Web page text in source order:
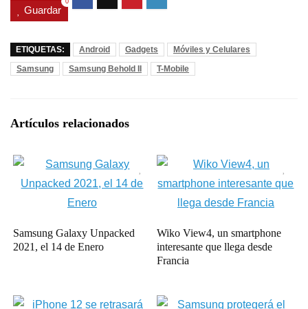
Guardar
0
ETIQUETAS: Android Gadgets
Móviles y Celulares
Samsung
Samsung Behold II T-Mobile
Artículos relacionados
Samsung Galaxy Unpacked
2021, el 14 de Enero
Wiko View4, un smartphone
interesante que llega desde
Francia